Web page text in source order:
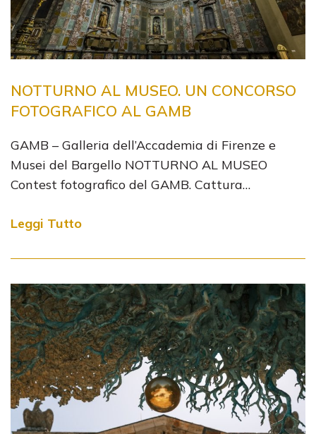
NOTTURNO AL MUSEO. UN CONCORSO
FOTOGRAFICO AL GAMB
GAMB – Galleria dell’Accademia di Firenze e
Musei del Bargello NOTTURNO AL MUSEO
Contest fotografico del GAMB. Cattura…
Leggi Tutto